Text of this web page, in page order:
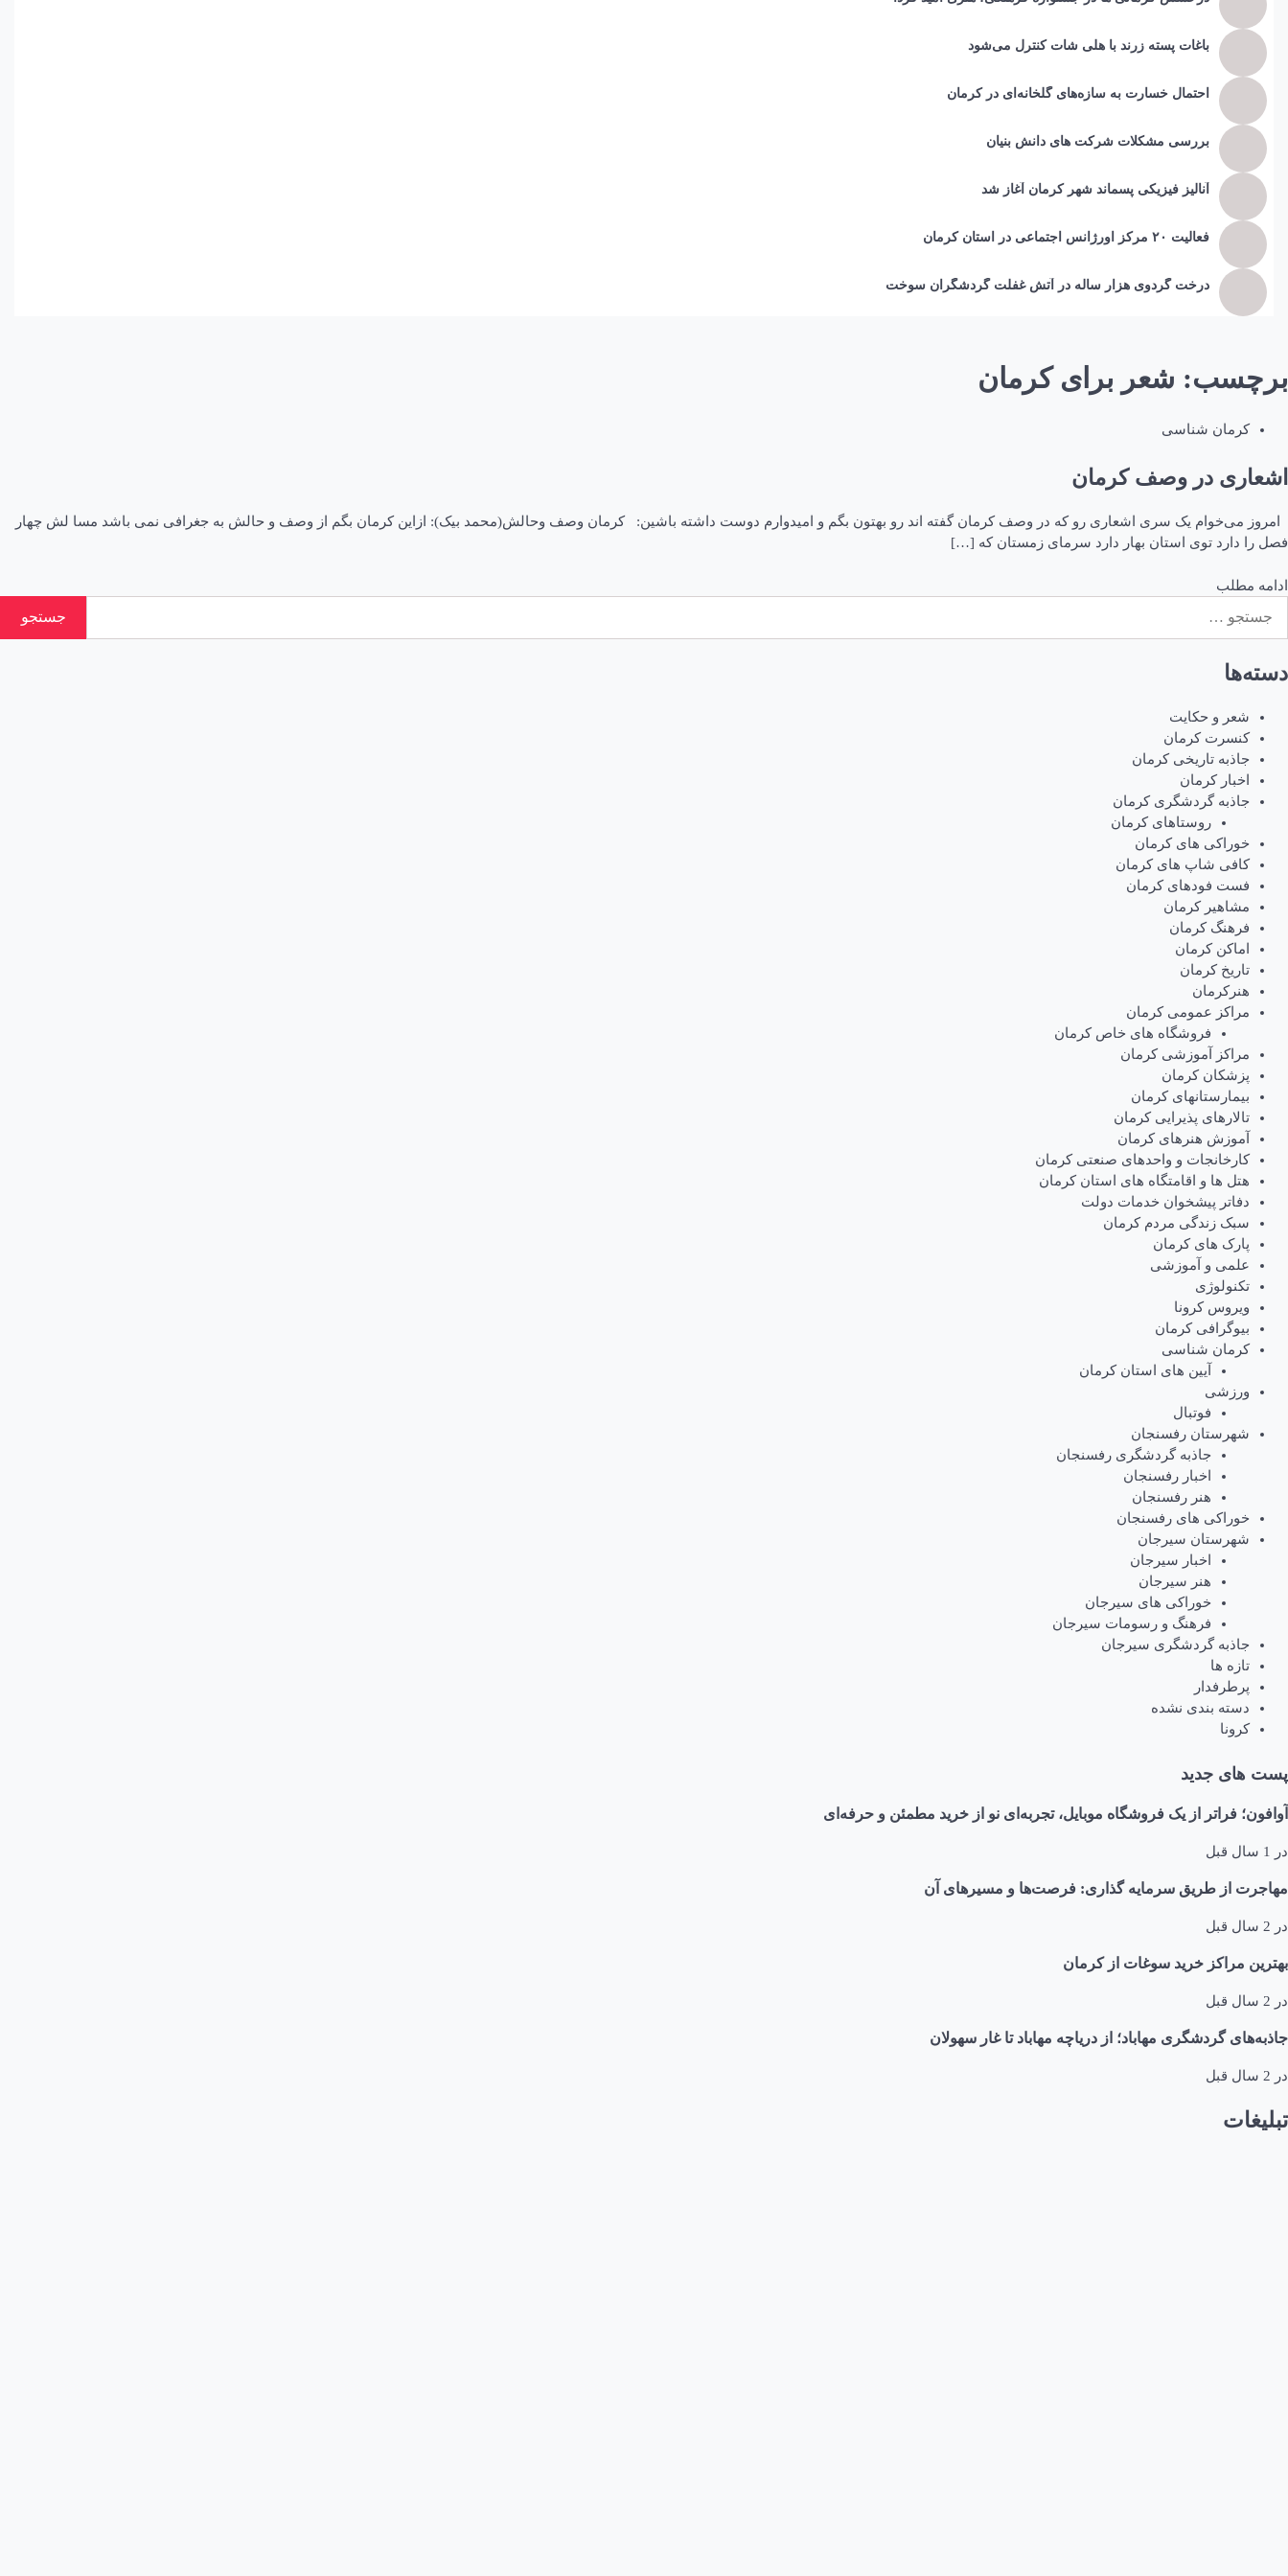
باغات پسته زرند با هلی شات کنترل می‌شود
احتمال خسارت به ساز‌ه‌های گلخانه‌ای در کرمان
بررسی مشکلات شرکت های دانش بنیان
آنالیز فیزیکی پسماند شهر کرمان آغاز شد
فعالیت ۲۰ مرکز اورژانس اجتماعی در استان کرمان
درخت گردوی هزار ساله در آتش غفلت گردشگران سوخت
برچسب: شعر برای کرمان
کرمان شناسی
اشعاری در وصف کرمان
امروز می‌خوام یک سری اشعاری رو که در وصف کرمان گفته اند رو بهتون بگم و امیدوارم دوست داشته باشین: کرمان وصف وحالش(محمد بیک): ازاین کرمان بگم از وصف و حالش به جغرافی نمی باشد مسا لش چهار
فصل را دارد توی استان بهار دارد سرمای زمستان که […]
ادامه مطلب
برای:
دسته‌ها
شعر و حکایت
کنسرت کرمان
جاذبه تاریخی کرمان
اخبار کرمان
جاذبه گردشگری کرمان
روستاهای کرمان
خوراکی های کرمان
کافی شاپ های کرمان
فست فودهای کرمان
مشاهیر کرمان
فرهنگ کرمان
اماکن کرمان
تاریخ کرمان
هنرکرمان
مراکز عمومی کرمان
فروشگاه های خاص کرمان
مراکز آموزشی کرمان
پزشکان کرمان
بیمارستانهای کرمان
تالارهای پذیرایی کرمان
آموزش هنرهای کرمان
کارخانجات و واحدهای صنعتی کرمان
هتل ها و اقامتگاه های استان کرمان
دفاتر پیشخوان خدمات دولت
سبک زندگی مردم کرمان
پارک های کرمان
علمی و آموزشی
تکنولوژی
ویروس کرونا
بیوگرافی کرمان
کرمان شناسی
آیین های استان کرمان
ورزشی
فوتبال
شهرستان رفسنجان
جاذبه گردشگری رفسنجان
اخبار رفسنجان
هنر رفسنجان
خوراکی های رفسنجان
شهرستان سیرجان
اخبار سیرجان
هنر سیرجان
خوراکی های سیرجان
فرهنگ و رسومات سیرجان
جاذبه گردشگری سیرجان
تازه ها
پرطرفدار
دسته بندی نشده
کرونا
پست های جدید
آوافون؛ فراتر از یک فروشگاه موبایل، تجربه‌ای نو از خرید مطمئن و حرفه‌ای
در 1 سال قبل
مهاجرت از طریق سرمایه گذاری: فرصت‌ها و مسیرهای آن
در 2 سال قبل
بهترین مراکز خرید سوغات از کرمان
در 2 سال قبل
جاذبه‌های گردشگری مهاباد؛ از دریاچه مهاباد تا غار سهولان
در 2 سال قبل
تبلیغات